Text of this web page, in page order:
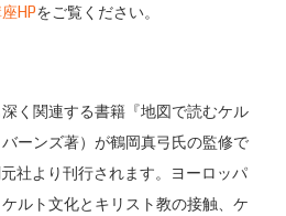
HPをご覧ください。
く関連する書籍『地図で読むケル
ーンズ著）が鶴岡真弓氏の監修で
社より刊行されます。ヨーロッパ
ルト文化とキリスト教の接触、ケ